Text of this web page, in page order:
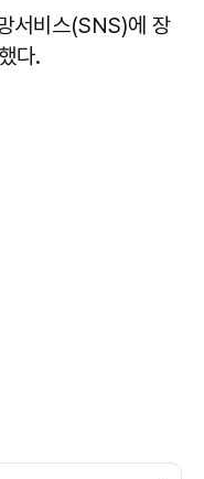
서비스(SNS)에 장
다.